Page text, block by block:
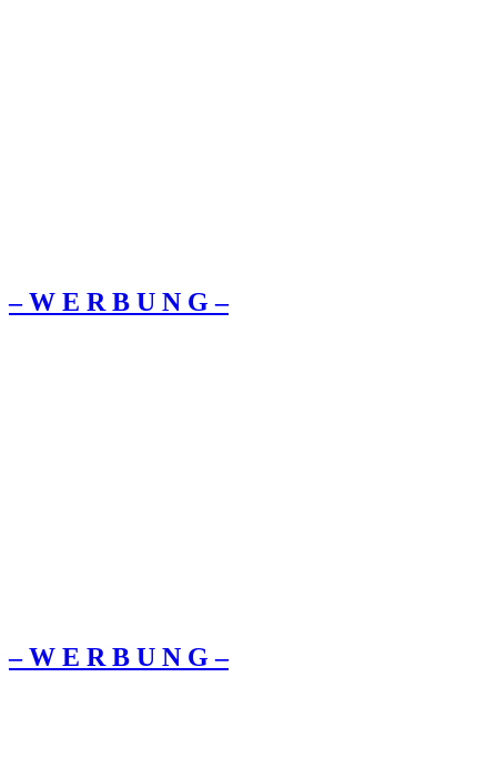
– W Ε R Β U Ν G –
– W Ε R Β U Ν G –